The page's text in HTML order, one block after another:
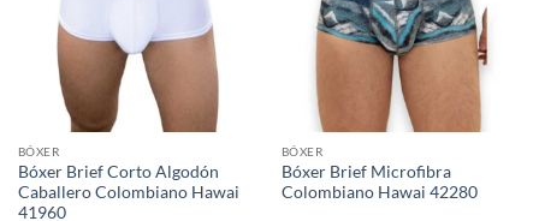
BÓXER
Bóxer Brief Corto Algodón
Caballero Colombiano Hawai
41960
BÓXER
Bóxer Brief Microfibra
Colombiano Hawai 42280